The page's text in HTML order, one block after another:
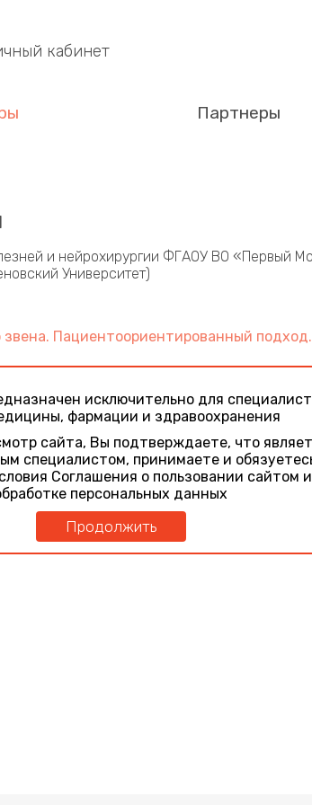
кабинет
Партнеры
и нейрохирургии ФГАОУ ВО «Первый
Университет)
Пациентоориентированный
вопросы в соматоневрологии
исключительно для
фармации и здравоохранения
сайта, Вы подтверждаете, что
специалистом, принимаете и
Соглашения о пользовании сайтом и
персональных данных
Продолжить